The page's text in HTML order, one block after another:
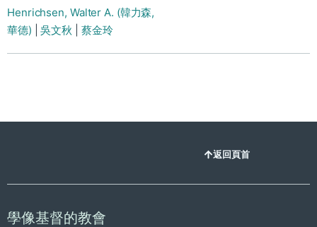
Henrichsen, Walter A. (韓力森,
華德) |吳文秋 蔡金玲
返回頁首
學像基督的教會